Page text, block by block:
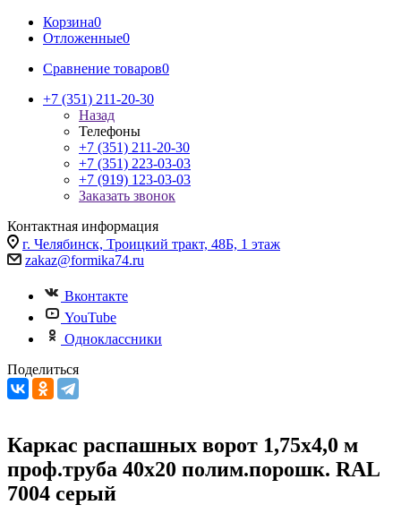
Корзина0
Отложенные0
Сравнение товаров0
+7 (351) 211-20-30
Назад
Телефоны
+7 (351) 211-20-30
+7 (351) 223-03-03
+7 (919) 123-03-03
Заказать звонок
Контактная информация
г. Челябинск, Троицкий тракт, 48Б, 1 этаж
zakaz@formika74.ru
Вконтакте
YouTube
Одноклассники
Поделиться
Каркас распашных ворот 1,75х4,0 м
проф.труба 40х20 полим.порошк. RAL
7004 серый